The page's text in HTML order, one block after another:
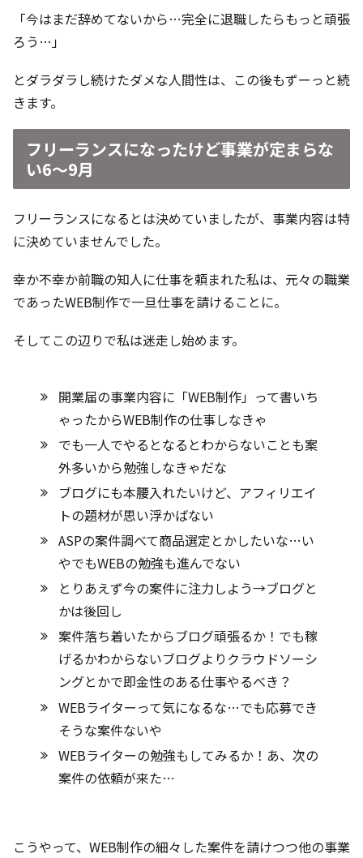
「今はまだ辞めてないから…完全に退職したらもっと頑張
ろう…」
とダラダラし続けたダメな人間性は、この後もずーっと続
きます。
フリーランスになったけど事業が定まらな
い6〜9月
フリーランスになるとは決めていましたが、事業内容は特
に決めていませんでした。
幸か不幸か前職の知人に仕事を頼まれた私は、元々の職業
であったWEB制作で一旦仕事を請けることに。
そしてこの辺りで私は迷走し始めます。
開業届の事業内容に「WEB制作」って書いち
ゃったからWEB制作の仕事しなきゃ
でも一人でやるとなるとわからないことも案
外多いから勉強しなきゃだな
ブログにも本腰入れたいけど、アフィリエイ
トの題材が思い浮かばない
ASPの案件調べて商品選定とかしたいな…い
やでもWEBの勉強も進んでない
とりあえず今の案件に注力しよう→ブログと
かは後回し
案件落ち着いたからブログ頑張るか！でも稼
げるかわからないブログよりクラウドソーシ
ングとかで即金性のある仕事やるべき？
WEBライターって気になるな…でも応募でき
そうな案件ないや
WEBライターの勉強もしてみるか！あ、次の
案件の依頼が来た…
こうやって、WEB制作の細々した案件を請けつつ他の事業